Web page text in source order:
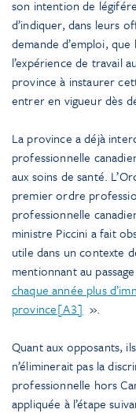
son intention de
d’indiquer, dans leurs
demande d’emploi,
l’expérience de travail
province à instaurer
entrer en vigueur dès
La province a déjà
professionnelle
aux soins de santé.
premier ordre
professionnelle
ministre Piccini a fait
utile dans un contexte
mentionnant au
chaque année plus
province[A3] ».
Quant aux opposants,
n’éliminerait pas la
professionnelle hors
appliquée à l’étape